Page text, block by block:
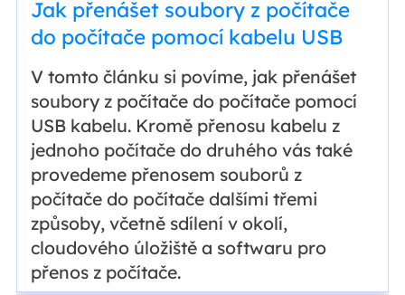
Jak přenášet soubory z počítače
do počítače pomocí kabelu USB
V tomto článku si povíme, jak přenášet
soubory z počítače do počítače pomocí
USB kabelu. Kromě přenosu kabelu z
jednoho počítače do druhého vás také
provedeme přenosem souborů z
počítače do počítače dalšími třemi
způsoby, včetně sdílení v okolí,
cloudového úložiště a softwaru pro
přenos z počítače.